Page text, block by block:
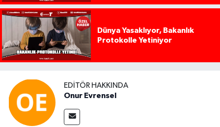
Dünya Yasaklıyor, Bakanlık
Protokolle Yetiniyor
EDITÖR HAKKINDA
Onur Evrensel